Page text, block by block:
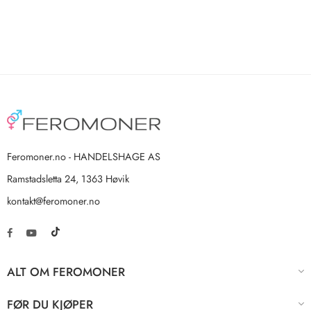
Feromoner.no - HANDELSHAGE AS
Ramstadsletta 24, 1363 Høvik
kontakt@feromoner.no
ALT OM FEROMONER
FØR DU KJØPER